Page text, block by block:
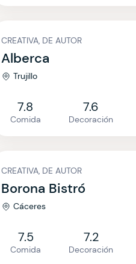
CREATIVA, DE AUTOR
Alberca
Trujillo
7.8
Comida
7.6
Decoración
CREATIVA, DE AUTOR
Borona Bistró
Cáceres
7.5
Comida
7.2
Decoración